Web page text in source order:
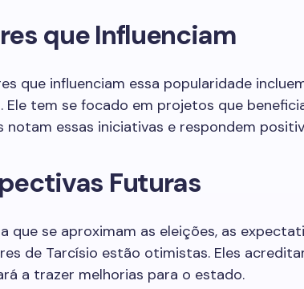
que Influenciam
que influenciam essa popularidade
Ele tem se focado em projetos que
notam essas iniciativas e respondem
Futuras
que se aproximam as eleições, as
de Tarcísio estão otimistas. Eles
a trazer melhorias para o estado.